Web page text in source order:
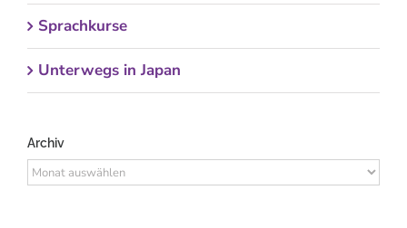
Sprachkurse
Unterwegs in Japan
Archiv
Archiv